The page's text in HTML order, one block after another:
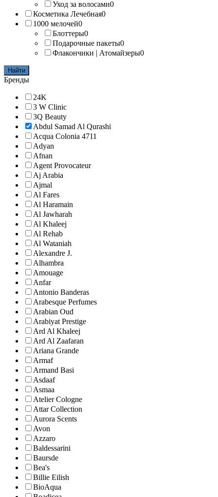
Уход за волосами0
Косметика Лечебная0
1000 мелочей0
Блоттеры0
Подарочные пакеты0
Флакончики | Атомайзеры0
Найти
Бренды
24K
3 W Clinic
3Q Beauty
Abdul Samad Al Qurashi
Acqua Colonia 4711
Adyan
Afnan
Agent Provocateur
Aj Arabia
Ajmal
Al Fares
Al Haramain
Al Jawharah
Al Khaleej
Al Rehab
Al Wataniah
Alexandre J.
Alhambra
Amouage
Anfar
Antonio Banderas
Arabesque Perfumes
Arabian Oud
Arabiyat Prestige
Ard Al Khaleej
Ard Al Zaafaran
Ariana Grande
Armaf
Armand Basi
Asdaaf
Asmaa
Atelier Cologne
Attar Collection
Aurora Scents
Avon
Azzaro
Baldessarini
Baursde
Bea's
Billie Eilish
BioAqua